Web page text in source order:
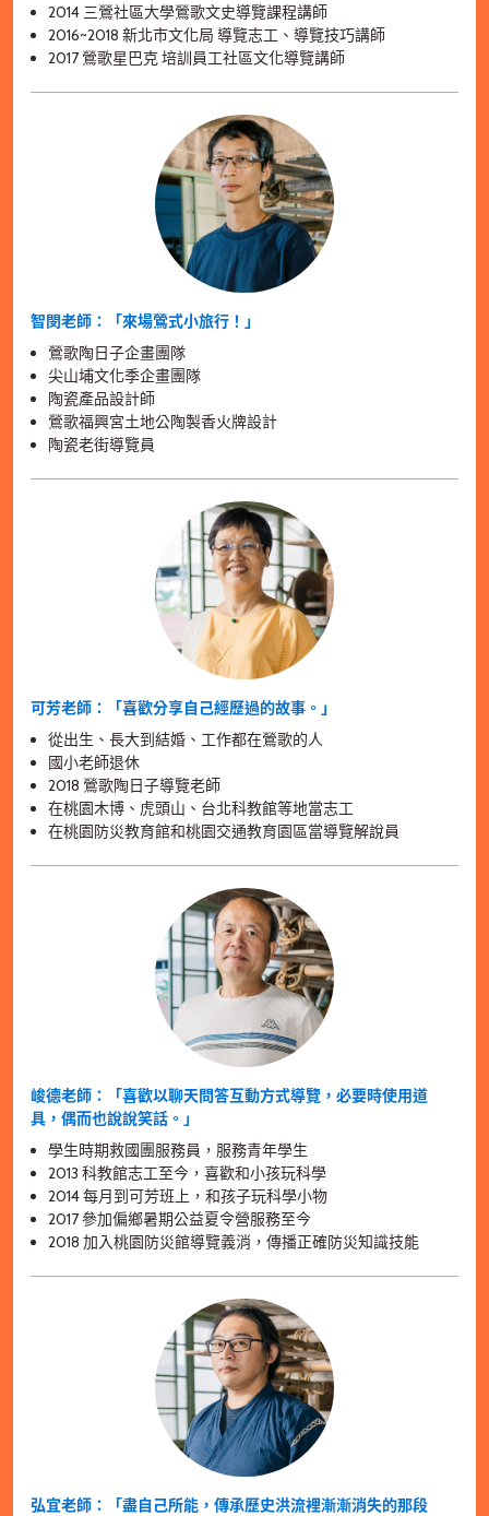
2014 三鶯社區大學鶯歌文史導覽課程講師
2016~2018 新北市文化局 導覽志工、導覽技巧講師
2017 鶯歌星巴克 培訓員工社區文化導覽講師
智閔老師：「來場鶯式小旅行！」
鶯歌陶日子企畫團隊
尖山埔文化季企畫團隊
陶瓷產品設計師
鶯歌福興宮土地公陶製香火牌設計
陶瓷老街導覽員
可芳老師：「喜歡分享自己經歷過的故事。」
從出生、長大到結婚、工作都在鶯歌的人
國小老師退休
2018 鶯歌陶日子導覽老師
在桃園木博、虎頭山、台北科教館等地當志工
在桃園防災教育館和桃園交通教育園區當導覽解說員
峻德老師：「喜歡以聊天問答互動方式導覽，必要時使用道
具，偶而也說說笑話。」
學生時期救國團服務員，服務青年學生
2013 科教館志工至今，喜歡和小孩玩科學
2014 每月到可芳班上，和孩子玩科學小物
2017 參加偏鄉暑期公益夏令營服務至今
2018 加入桃園防災館導覽義消，傳播正確防災知識技能
弘宜老師：「盡自己所能，傳承歷史洪流裡漸漸消失的那段